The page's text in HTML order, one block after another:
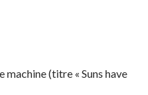
(titre « Suns have